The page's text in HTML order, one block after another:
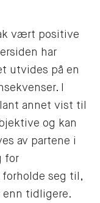
vært positive
har
utvides på en
I
annet vist til
og kan
av partene i
for
forholde seg til,
enn tidligere.